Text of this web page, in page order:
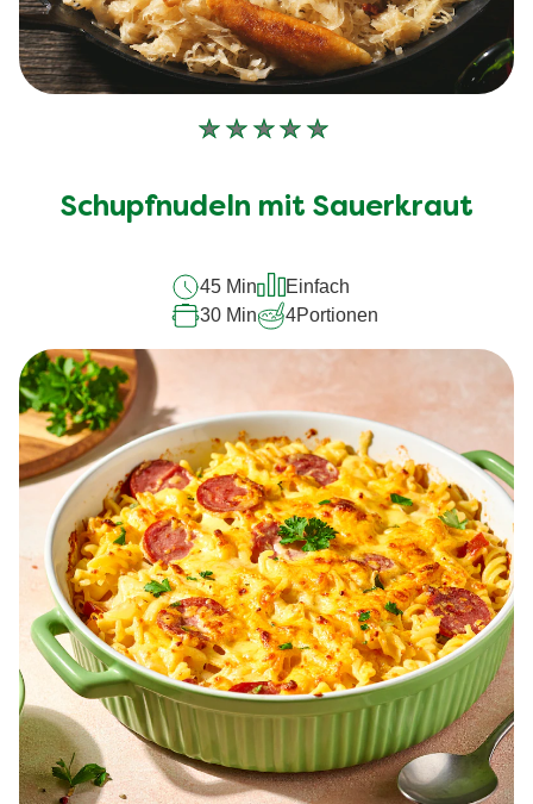
Keine
für
abgegeben
Schupfnudeln mit Sauerkraut
45 Min
Einfach
30 Min
4Portionen